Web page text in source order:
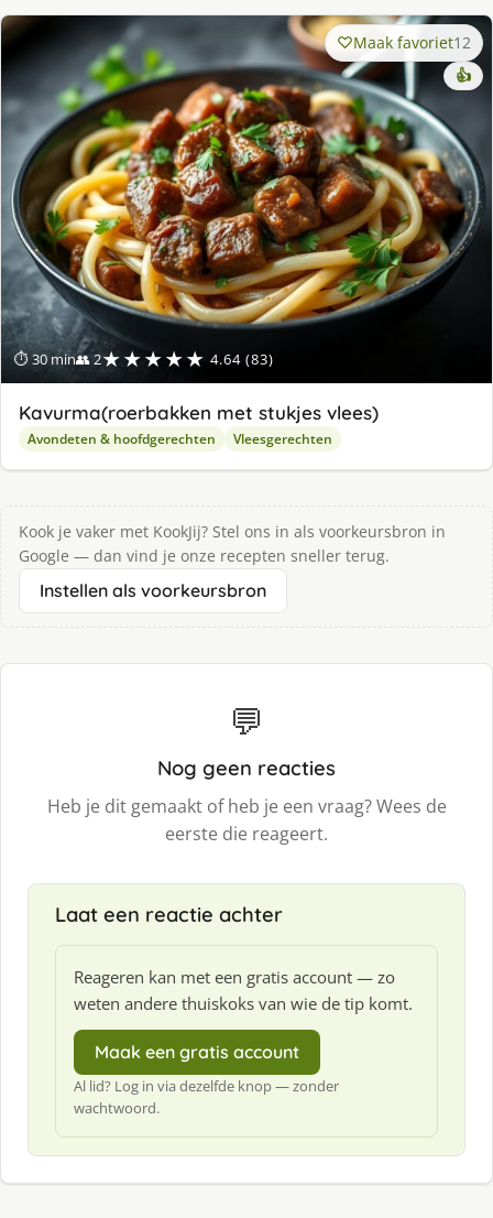
⏱ 30 min👥 2★★★★★ 4.64 (83)
Maak favoriet12
👍
Kavurma(roerbakken met stukjes vlees)
Avondeten & hoofdgerechten Vleesgerechten
Kook je vaker met KookJij? Stel ons in als voorkeursbron in
Google — dan vind je onze recepten sneller terug.
Instellen als voorkeursbron
💬
Nog geen reacties
Heb je dit gemaakt of heb je een vraag? Wees de
eerste die reageert.
Laat een reactie achter
Reageren kan met een gratis account — zo
weten andere thuiskoks van wie de tip komt.
Maak een gratis account
Al lid? Log in via dezelfde knop — zonder
wachtwoord.